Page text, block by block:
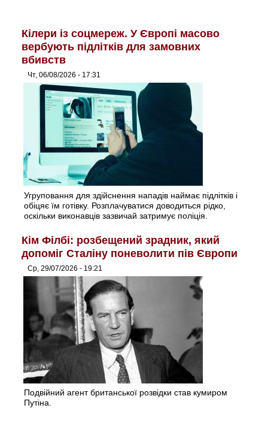
Кілери із соцмереж. У Європі масово
вербують підлітків для замовних
вбивств
Чт, 06/08/2026 - 17:31
Угруповання для здійснення нападів наймає підлітків і
обіцяє їм готівку. Розплачуватися доводиться рідко,
оскільки виконавців зазвичай затримує поліція.
Кім Філбі: розбещений зрадник, який
допоміг Сталіну поневолити пів Європи
Ср, 29/07/2026 - 19:21
Подвійний агент британської розвідки став кумиром
Путіна.